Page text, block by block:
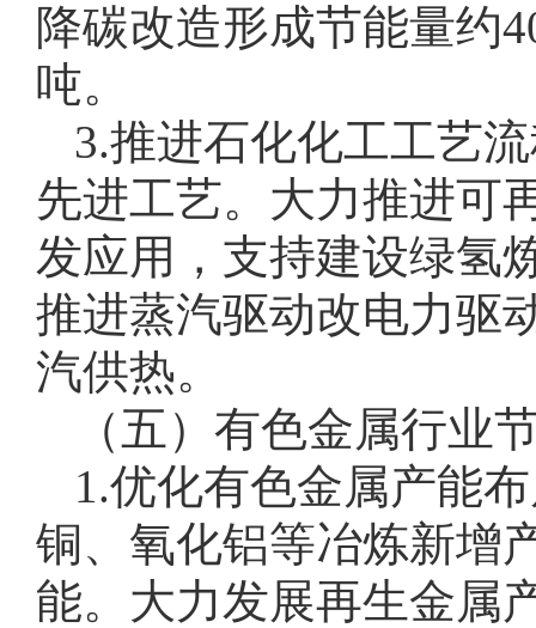
降碳改造形成节能量约
吨。
3.推进石化化工工艺
先进工艺。大力推进可
发应用，支持建设绿氢
推进蒸汽驱动改电力驱
汽供热。
（五）有色金属行业
1.优化有色金属产能
铜、氧化铝等冶炼新增
能。大力发展再生金属